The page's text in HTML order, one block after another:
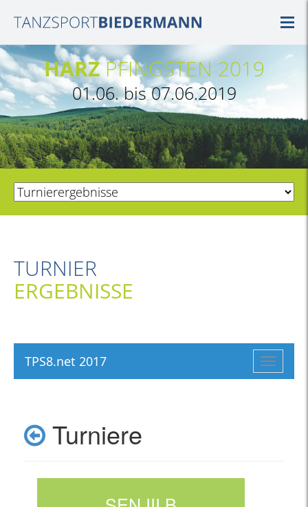
HARZPFINGSTEN 2019
01.06. bis 07.06.2019
TURNIER
ERGEBNISSE